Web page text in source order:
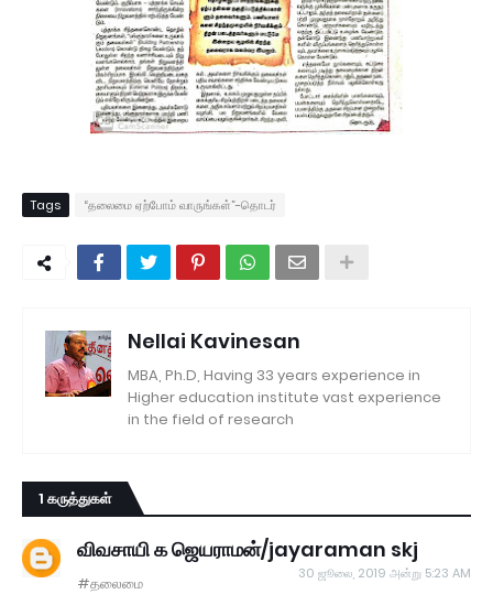
Tags “தலைமை ஏற்போம் வாருங்கள்”-தொடர்
Nellai Kavinesan
MBA, Ph.D, Having 33 years experience in
Higher education institute vast experience
in the field of research
1 கருத்துகள்
விவசாயி க ஜெயராமன்/jayaraman skj
30 ஜூலை, 2019 அன்று 5:23 AM
#தலைமை